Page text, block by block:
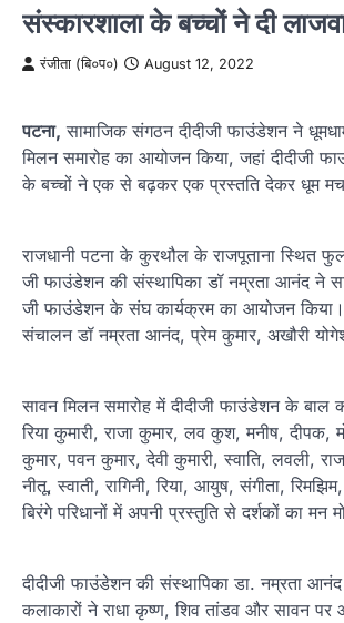
संस्कारशाला के बच्चों ने दी
रंजीता (बि०प०) August 12, 2022
पटना, सामाजिक संगठन दीदीजी फाउंडेशन ने
मिलन समारोह का आयोजन किया, जहां दीदीजी
के बच्चों ने एक से बढ़कर एक प्रस्तति देकर धूम
राजधानी पटना के कुरथौल के राजपूताना स्थित
जी फाउंडेशन की संस्थापिका डॉ नम्रता आनंद ने
जी फाउंडेशन के संघ कार्यक्रम का आयोजन किया।
संचालन डॉ नम्रता आनंद, प्रेम कुमार, अखौरी
सावन मिलन समारोह में दीदीजी फाउंडेशन के बाल
रिया कुमारी, राजा कुमार, लव कुश, मनीष, दीपक,
कुमार, पवन कुमार, देवी कुमारी, स्वाति, लवली,
नीतू, स्वाती, रागिनी, रिया, आयुष, संगीता,
बिरंगे परिधानों में अपनी प्रस्तुति से दर्शकों का मन
दीदीजी फाउंडेशन की संस्थापिका डा. नम्रता आनंद
कलाकारों ने राधा कृष्ण, शिव तांडव और सावन पर